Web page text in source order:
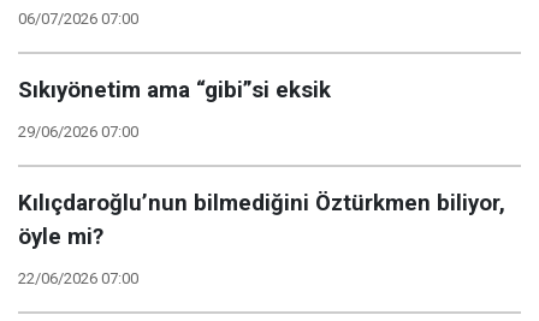
06/07/2026 07:00
Sıkıyönetim ama “gibi”si eksik
29/06/2026 07:00
Kılıçdaroğlu’nun bilmediğini Öztürkmen biliyor,
öyle mi?
22/06/2026 07:00